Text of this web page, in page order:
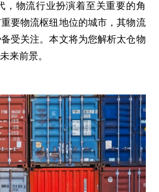
物流行业扮演着至关重要的角
要物流枢纽地位的城市，其物流
受关注。本文将为您解析太仓物
来前景。